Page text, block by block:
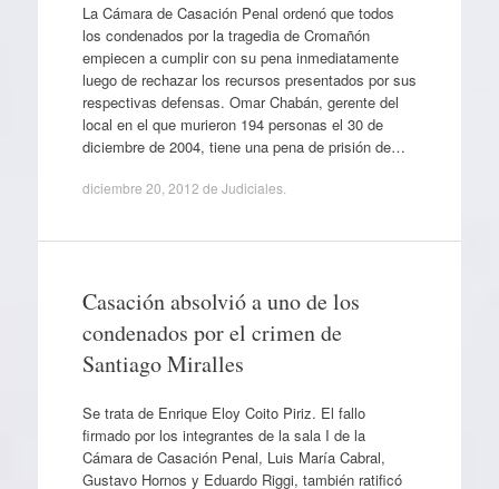
La Cámara de Casación Penal ordenó que todos
los condenados por la tragedia de Cromañón
empiecen a cumplir con su pena inmediatamente
luego de rechazar los recursos presentados por sus
respectivas defensas. Omar Chabán, gerente del
local en el que murieron 194 personas el 30 de
diciembre de 2004, tiene una pena de prisión de…
diciembre 20, 2012 de Judiciales.
Casación absolvió a uno de los
condenados por el crimen de
Santiago Miralles
Se trata de Enrique Eloy Coito Piriz. El fallo
firmado por los integrantes de la sala I de la
Cámara de Casación Penal, Luis María Cabral,
Gustavo Hornos y Eduardo Riggi, también ratificó